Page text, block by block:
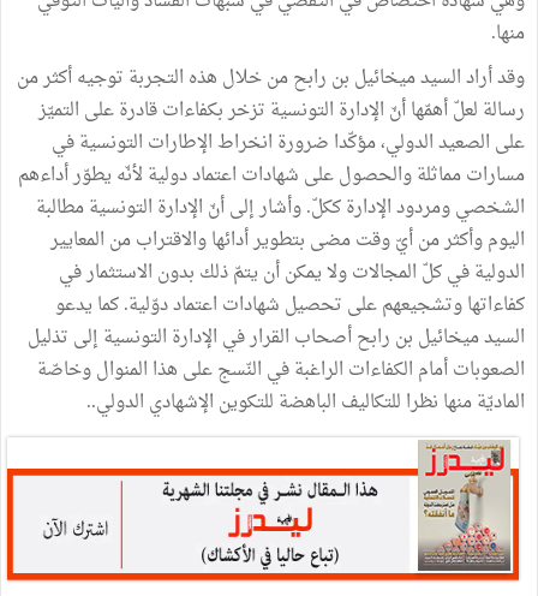
منها.
وقد أراد السيد ميخائيل بن رابح من خلال هذه التجربة توجيه أكثر من
رسالة لعلّ أهمّها أنّ الإدارة التونسية تزخر بكفاءات قادرة على التميّز
على الصعيد الدولي، مؤكّدا ضرورة انخراط الإطارات التونسية في
مسارات مماثلة والحصول على شهادات اعتماد دولية لأنّه يطوّر أداءهم
الشخصي ومردود الإدارة ككلّ. وأشار إلى أنّ الإدارة التونسية مطالبة
اليوم وأكثر من أيّ وقت مضى بتطوير أدائها والاقتراب من المعايير
الدولية في كلّ المجالات ولا يمكن أن يتمّ ذلك بدون الاستثمار في
كفاءاتها وتشجيعهم على تحصيل شهادات اعتماد دوّلية. كما يدعو
السيد ميخائيل بن رابح أصحاب القرار في الإدارة التونسية إلى تذليل
الصعوبات أمام الكفاءات الراغبة في النّسج على هذا المنوال وخاصّة
الماديّة منها نظرا للتكاليف الباهضة للتكوين الإشهادي الدولي..